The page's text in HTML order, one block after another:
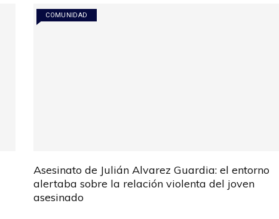
COMUNIDAD
Asesinato de Julián Alvarez Guardia: el entorno
alertaba sobre la relación violenta del joven
asesinado